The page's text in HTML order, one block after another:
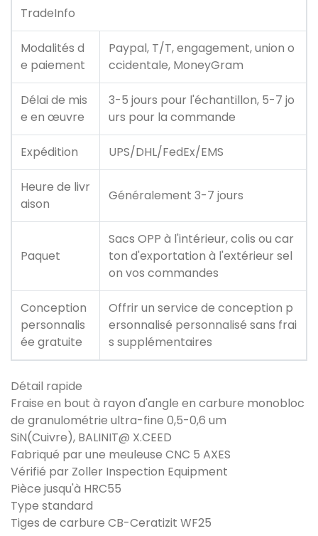
TradeInfo
Modalités d
e paiement
Paypal, T/T, engagement, union o
ccidentale, MoneyGram
Délai de mis
e en œuvre
3-5 jours pour l'échantillon, 5-7 jo
urs pour la commande
Expédition UPS/DHL/FedEx/EMS
Heure de livr
aison
Généralement 3-7 jours
Paquet
Sacs OPP à l'intérieur, colis ou car
ton d'exportation à l'extérieur sel
on vos commandes
Conception
personnalis
ée gratuite
Offrir un service de conception p
ersonnalisé personnalisé sans frai
s supplémentaires
Détail rapide
Fraise en bout à rayon d'angle en carbure monobloc
de granulométrie ultra-fine 0,5-0,6 um
SiN(Cuivre), BALINIT@ X.CEED
Fabriqué par une meuleuse CNC 5 AXES
Vérifié par Zoller Inspection Equipment
Pièce jusqu'à HRC55
Type standard
Tiges de carbure CB-Ceratizit WF25